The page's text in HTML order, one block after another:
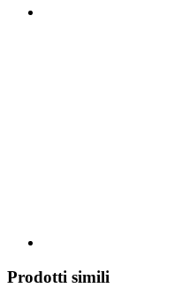
Prodotti simili